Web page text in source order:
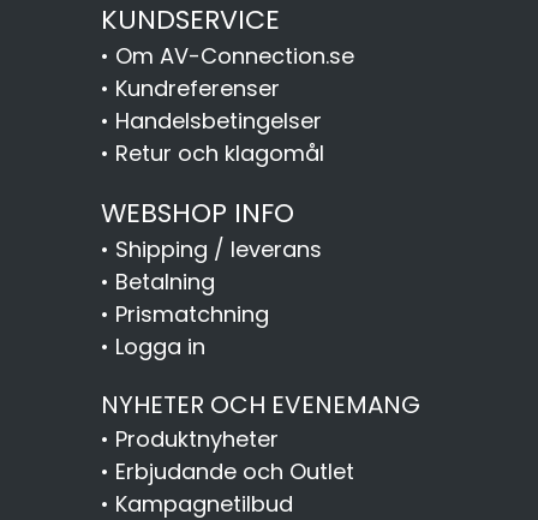
KUNDSERVICE
• Om AV-Connection.se
• Kundreferenser
• Handelsbetingelser
• Retur och klagomål
WEBSHOP INFO
• Shipping / leverans
• Betalning
• Prismatchning
• Logga in
NYHETER OCH EVENEMANG
• Produktnyheter
• Erbjudande och Outlet
• Kampagnetilbud